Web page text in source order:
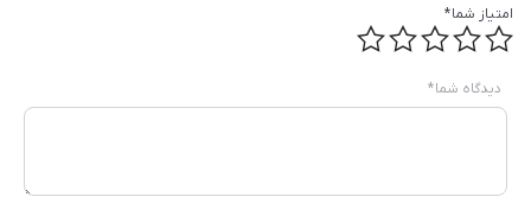
امتیاز شما*
دیدگاه شما*